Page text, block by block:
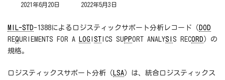
2021年6月20日
最
新
日
時
2022年5月3日
MIL-STD-1388によるロジスティックサポート分析レコード（DOD
REQURIEMENTS FOR A LOG I ST ICS SUPPORT ANALYSI S RECORD）の
規格。
ロジスティックスサポート分析（LSA）は、統合ロジスティックス